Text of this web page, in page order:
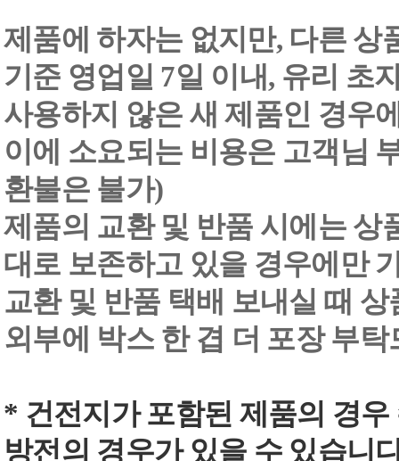
제품에 하자는 없지만, 다른 상
기준 영업일 7일 이내, 유리 초
사용하지 않은 새 제품인 경우
이에 소요되는 비용은 고객님
환불은 불가)
제품의 교환 및 반품 시에는 상
대로 보존하고 있을 경우에만
교환 및 반품 택배 보내실 때
외부에 박스 한 겹 더 포장 부탁
* 건전지가 포함된 제품의 경
방전의 경우가 있을 수 있습니